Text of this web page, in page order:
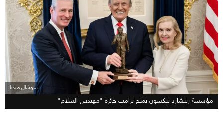
سوشال ميديا
مؤسسة ريتشارد نيكسون تمنح ترامب جائزة "مهندس السلام"